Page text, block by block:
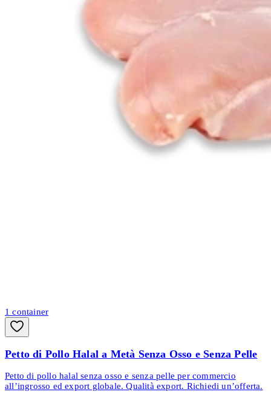
1container
Petto di Pollo Halal a Metà Senza Osso e Senza Pelle
Petto di pollo halal senza osso e senza pelle per commercio
all’ingrosso ed export globale. Qualità export. Richiedi un’offerta.